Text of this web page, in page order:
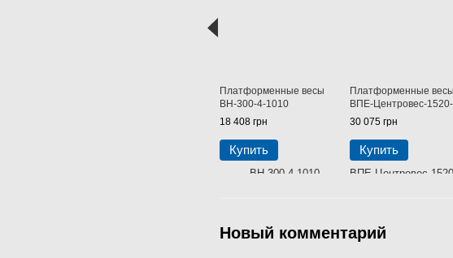
Платформенные весы
ВН-300-4-1010
18 408 грн
Купить
Платформенные весы
ВПЕ-Центровес-
30 075 грн
Купить
Новый комментарий